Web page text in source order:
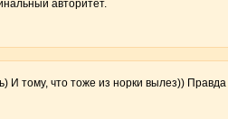
авторитет.
И тому, что тоже из норки вылез)) Правда